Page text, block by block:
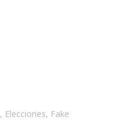
, Elecciones, Fake